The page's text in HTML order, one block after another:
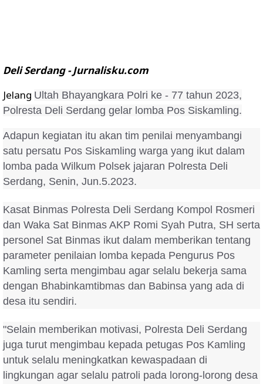
Deli Serdang - Jurnalisku.com
Jelang Ultah Bhayangkara Polri ke - 77 tahun 2023,
Polresta Deli Serdang gelar lomba Pos Siskamling.
Adapun kegiatan itu akan tim penilai menyambangi
satu persatu Pos Siskamling warga yang ikut dalam
lomba pada Wilkum Polsek jajaran Polresta Deli
Serdang, Senin, Jun.5.2023.
Kasat Binmas Polresta Deli Serdang Kompol Rosmeri
dan Waka Sat Binmas AKP Romi Syah Putra, SH serta
personel Sat Binmas ikut dalam memberikan tentang
parameter penilaian lomba kepada Pengurus Pos
Kamling serta mengimbau agar selalu bekerja sama
dengan Bhabinkamtibmas dan Babinsa yang ada di
desa itu sendiri.
"Selain memberikan motivasi, Polresta Deli Serdang
juga turut mengimbau kepada petugas Pos Kamling
untuk selalu meningkatkan kewaspadaan di
lingkungan agar selalu patroli pada lorong-lorong desa